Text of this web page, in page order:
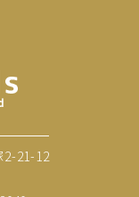
2-21-12